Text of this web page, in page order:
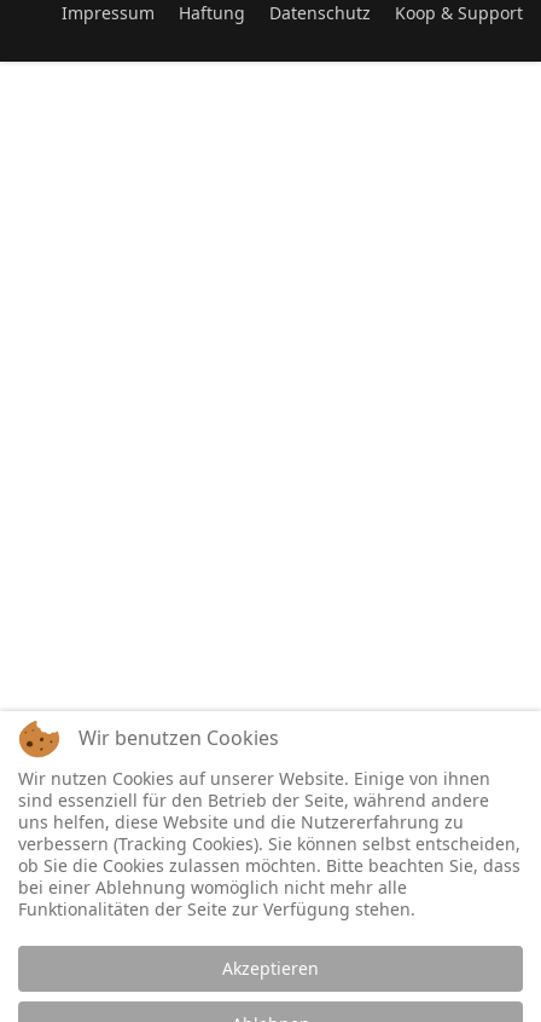
Impressum Haftung Datenschutz Koop & Support
Wir benutzen Cookies
Wir nutzen Cookies auf unserer Website. Einige von ihnen
sind essenziell für den Betrieb der Seite, während andere
uns helfen, diese Website und die Nutzererfahrung zu
verbessern (Tracking Cookies). Sie können selbst entscheiden,
ob Sie die Cookies zulassen möchten. Bitte beachten Sie, dass
bei einer Ablehnung womöglich nicht mehr alle
Funktionalitäten der Seite zur Verfügung stehen.
Akzeptieren